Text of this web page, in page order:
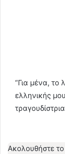
“Για μένα, το
ελληνικής
Ακολουθήστε